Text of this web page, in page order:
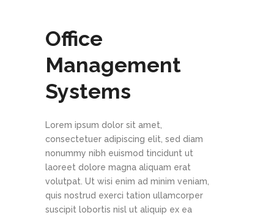
Office
Management
Systems
Lorem ipsum dolor sit amet,
consectetuer adipiscing elit, sed diam
nonummy nibh euismod tincidunt ut
laoreet dolore magna aliquam erat
volutpat. Ut wisi enim ad minim veniam,
quis nostrud exerci tation ullamcorper
suscipit lobortis nisl ut aliquip ex ea